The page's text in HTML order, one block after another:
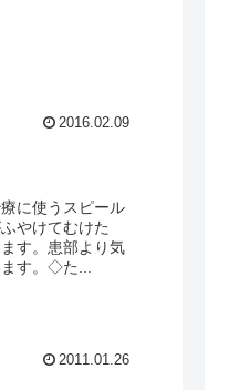
2016.02.09
に使うスピール
やけてむけた
す。患部より気
す。◇た...
2011.01.26